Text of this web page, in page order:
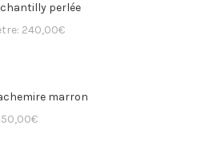
perlée
240,00€
marron
€